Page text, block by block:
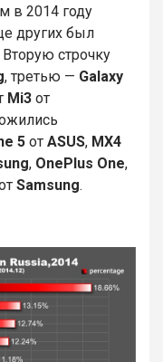
в 2014 году
других был
строчку
, третью — Galaxy
Mi3 от
5 от ASUS, MX4
, OnePlus One,
Samsung.